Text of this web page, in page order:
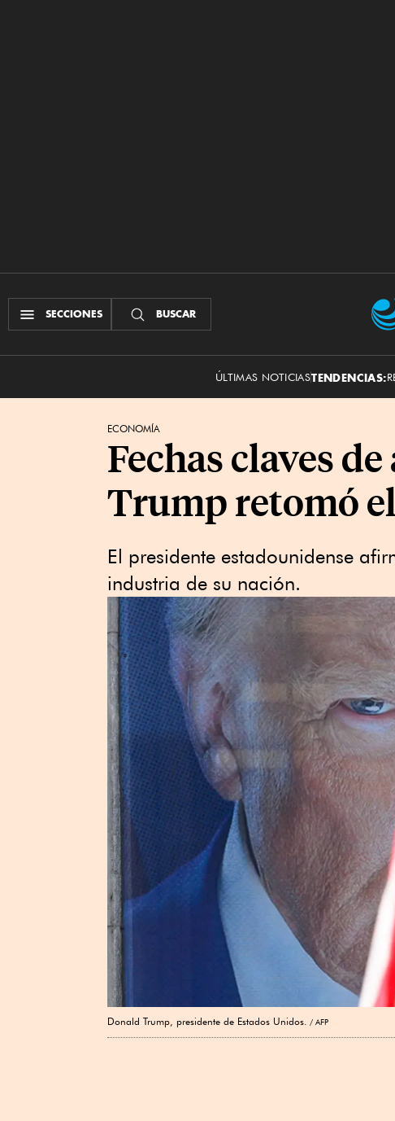
SECCIONES BUSCAR
ÚLTIMAS NOTICIASTENDENCIAS:
ECONOMÍA
Fechas claves
Trump retomó
El presidente estadounidense
industria de su nación.
Donald Trump, presidente de Estados Unidos. AFP